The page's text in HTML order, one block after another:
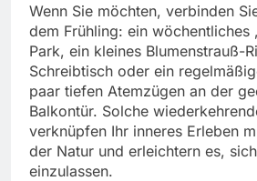
Wenn Sie möchten, verbinden
dem Frühling: ein wöchentliches
Park, ein kleines Blumenstrauß-
Schreibtisch oder ein
paar tiefen Atemzügen an der
Balkontür. Solche
verknüpfen Ihr inneres Erleben
der Natur und erleichtern es,
einzulassen.